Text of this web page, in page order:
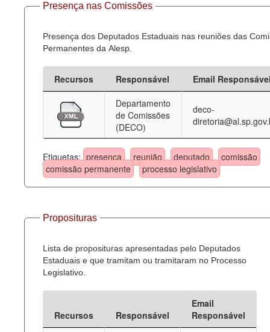
Presença nas Comissões
Presença dos Deputados Estaduais nas reuniões das
Permanentes da Alesp.
Recursos Responsável
Email
Departamento
de Comissões
(DECO)
deco-
Etiquetas: presença reunião deputado
comissão
comissão permanente
processo legislativo
Proposituras
Lista de proposituras apresentadas pelo Deputados
Estaduais e que tramitam ou tramitaram no Processo
Legislativo.
Recursos Responsável
Email
Responsável